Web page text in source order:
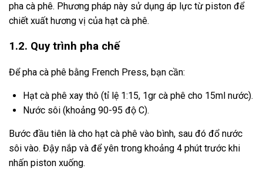
pha cà phê. Phương pháp này sử dụng áp lực từ piston để
chiết xuất hương vị của hạt cà phê.
1.2. Quy trình pha chế
Để pha cà phê bằng French Press, bạn cần:
Hạt cà phê xay thô (tỉ lệ 1:15, 1gr cà phê cho 15ml nước).
Nước sôi (khoảng 90-95 độ C).
Bước đầu tiên là cho hạt cà phê vào bình, sau đó đổ nước
sôi vào. Đậy nắp và để yên trong khoảng 4 phút trước khi
nhấn piston xuống.